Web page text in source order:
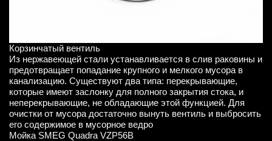
Корзинчатый вентиль
Из нержавеющей стали устанавливается в слив раковины и
предотвращает попадание крупного и мелкого мусора в
канализацию. Существуют два типа: перекрывающие,
которые имеют заслонку для полного закрытия стока, и
неперекрывающие, не обладающие этой функцией. Для
очистки от мусора достаточно вынуть вентиль и выбросить
его содержимое в мусорное ведро
Мойка SMEG Quadra VZP56B